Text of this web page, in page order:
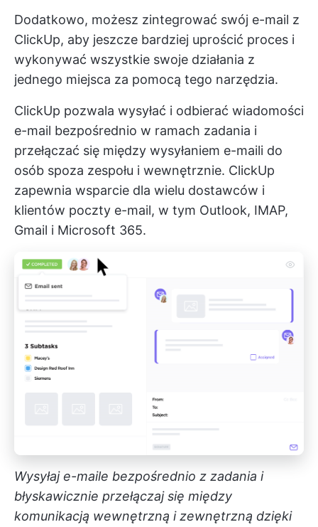
Dodatkowo, możesz zintegrować swój e-mail z
ClickUp, aby jeszcze bardziej uprościć proces i
wykonywać wszystkie swoje działania z
jednego miejsca za pomocą tego narzędzia.
ClickUp pozwala wysyłać i odbierać wiadomości
e-mail bezpośrednio w ramach zadania i
przełączać się między wysyłaniem e-maili do
osób spoza zespołu i wewnętrznie. ClickUp
zapewnia wsparcie dla wielu dostawców i
klientów poczty e-mail, w tym Outlook, IMAP,
Gmail i Microsoft 365.
Wysyłaj e-maile bezpośrednio z zadania i
błyskawicznie przełączaj się między
komunikacją wewnętrzną i zewnętrzną dzięki